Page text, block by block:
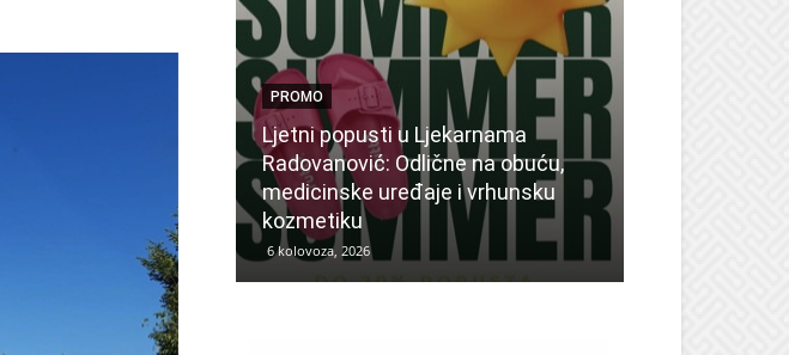
PROMO
Ljetni popusti u Ljekarnama
Radovanović: Odlične na obuću,
medicinske uređaje i vrhunsku
kozmetiku
6 kolovoza, 2026